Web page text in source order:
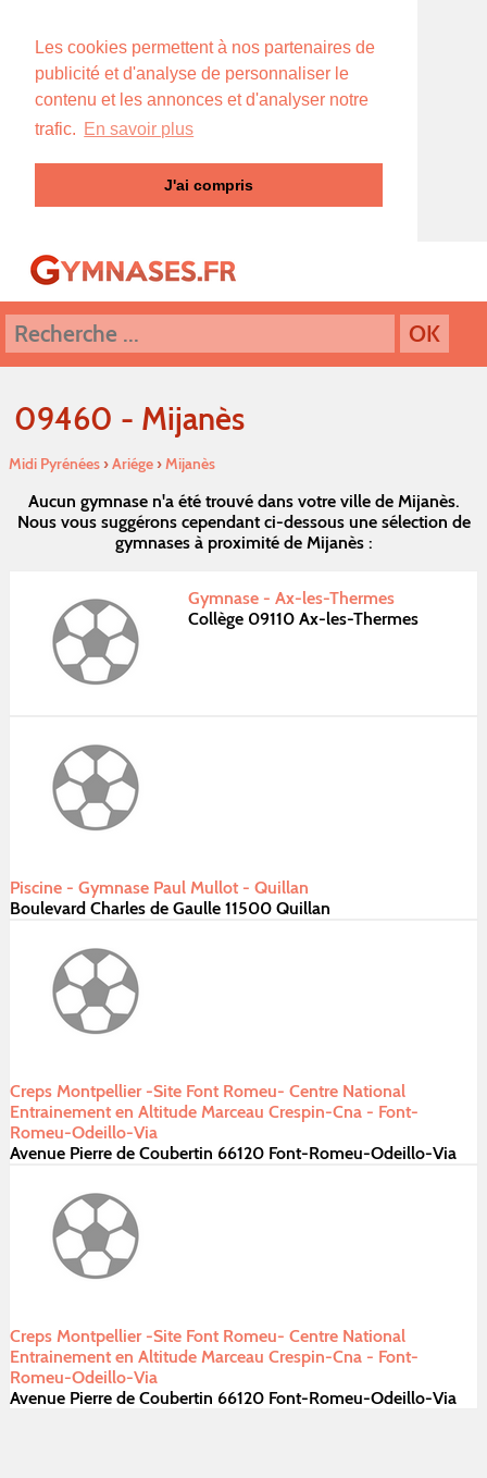
Les cookies permettent à nos partenaires de
publicité et d'analyse de personnaliser le
contenu et les annonces et d'analyser notre
trafic. En savoir plus
J'ai compris
09460 - Mijanès
Midi Pyrénées›Ariége›Mijanès
Aucun gymnase n'a été trouvé dans votre ville de Mijanès.
Nous vous suggérons cependant ci-dessous une sélection de
gymnases à proximité de Mijanès :
Gymnase - Ax-les-Thermes
Collège 09110 Ax-les-Thermes
Piscine - Gymnase Paul Mullot - Quillan
Boulevard Charles de Gaulle 11500 Quillan
Creps Montpellier -Site Font Romeu- Centre National
Entrainement en Altitude Marceau Crespin-Cna - Font-
Romeu-Odeillo-Via
Avenue Pierre de Coubertin 66120 Font-Romeu-Odeillo-Via
Creps Montpellier -Site Font Romeu- Centre National
Entrainement en Altitude Marceau Crespin-Cna - Font-
Romeu-Odeillo-Via
Avenue Pierre de Coubertin 66120 Font-Romeu-Odeillo-Via